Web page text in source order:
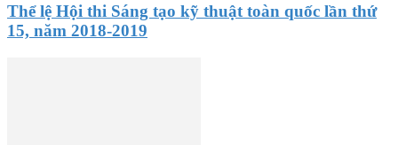
Thể lệ Hội thi Sáng tạo kỹ thuật toàn quốc lần thứ
15, năm 2018-2019